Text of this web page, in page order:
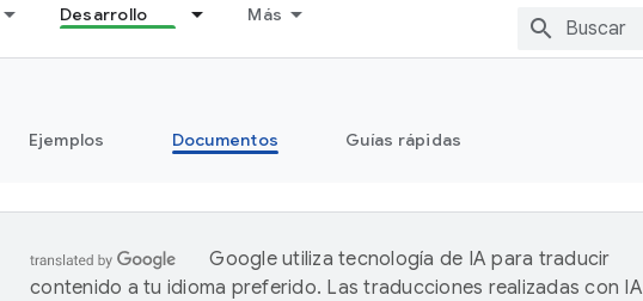
Desarrollo Más
Ejemplos Documentos Guías rápidas
Google utiliza tecnología de IA para traducir
contenido a tu idioma preferido. Las traducciones realizadas con IA